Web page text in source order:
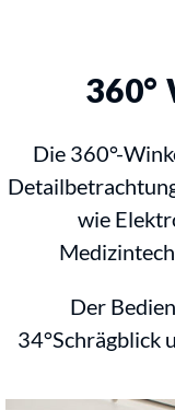
360°
Die 360°-
wie
Der
34°Schrägblick